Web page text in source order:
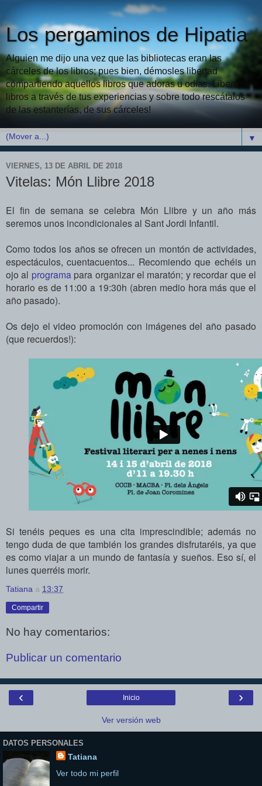
Los pergaminos de Hipatia
Alguien me dijo una vez que las bibliotecas eran las
cárceles de los libros; pues bien, démosles libertad
compartiendo aquellos libros que adoras u odias. Libera
libros a través de tus experiencias y sobre todo rescátalos
de las estanterías, de sus cárceles!
▼
VIERNES, 13 DE ABRIL DE 2018
Vitelas: Món Llibre 2018
El fin de semana se celebra Món Llibre y un año más
seremos unos incondicionales al Sant Jordi Infantil.
Como todos los años se ofrecen un montón de actividades,
espectáculos, cuentacuentos... Recomiendo que echéis un
ojo al programa para organizar el maratón; y recordar que el
horario es de 11:00 a 19:30h (abren medio hora más que el
año pasado).
Os dejo el video promoción con imágenes del año pasado
(que recuerdos!):
Si tenéis peques es una cita imprescindible; además no
tengo duda de que también los grandes disfrutaréis, ya que
es como viajar a un mundo de fantasía y sueños. Eso sí, el
lunes querréis morir.
Tatiana a 13:37
Compartir
No hay comentarios:
Publicar un comentario
‹ ›
Inicio
Ver versión web
DATOS PERSONALES
Tatiana
Ver todo mi perfil